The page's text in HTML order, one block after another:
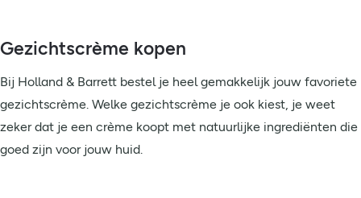
Gezichtscrème kopen
Bij Holland & Barrett bestel je heel gemakkelijk jouw favoriete
gezichtscrème. Welke gezichtscrème je ook kiest, je weet
zeker dat je een crème koopt met natuurlijke ingrediënten die
goed zijn voor jouw huid.